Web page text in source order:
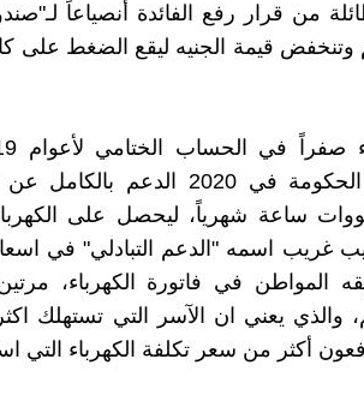
من قرار رفع الفائدة أنصياعاً
قيمة الجنيه ليقع الضغط على
و2020-2021، وبعد ان ألغت الحكومة في 2020
الذي يتخطى 650 كيلووات ساعة شهرياً، ليحصل على
غريب اسمه "الدعم التبادلي" في
في فاتورة الكهرباء،
والذي يعني ان الآسر التي تستهلك
أكثر من سعر تكلفة الكهرباء التي